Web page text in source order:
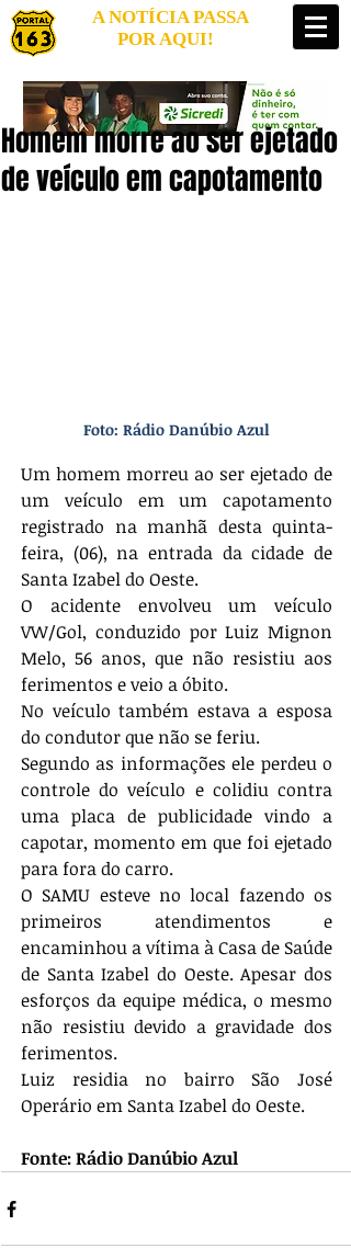
A NOTÍCIA PASSA
POR AQUI!
Homem morre ao ser ejetado
de veículo em capotamento
Foto: Rádio Danúbio Azul
Um homem morreu ao ser ejetado de
um veículo em um capotamento
registrado na manhã desta quinta-
feira, (06), na entrada da cidade de
Santa Izabel do Oeste.
O acidente envolveu um veículo
VW/Gol, conduzido por Luiz Mignon
Melo, 56 anos, que não resistiu aos
ferimentos e veio a óbito.
No veículo também estava a esposa
do condutor que não se feriu.
Segundo as informações ele perdeu o
controle do veículo e colidiu contra
uma placa de publicidade vindo a
capotar, momento em que foi ejetado
para fora do carro.
O SAMU esteve no local fazendo os
primeiros atendimentos e
encaminhou a vítima à Casa de Saúde
de Santa Izabel do Oeste. Apesar dos
esforços da equipe médica, o mesmo
não resistiu devido a gravidade dos
ferimentos.
Luiz residia no bairro São José
Operário em Santa Izabel do Oeste.
Fonte: Rádio Danúbio Azul